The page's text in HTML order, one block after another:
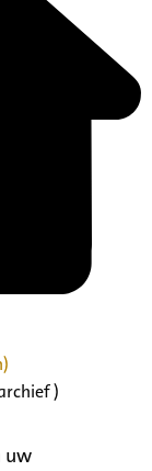
)
uw